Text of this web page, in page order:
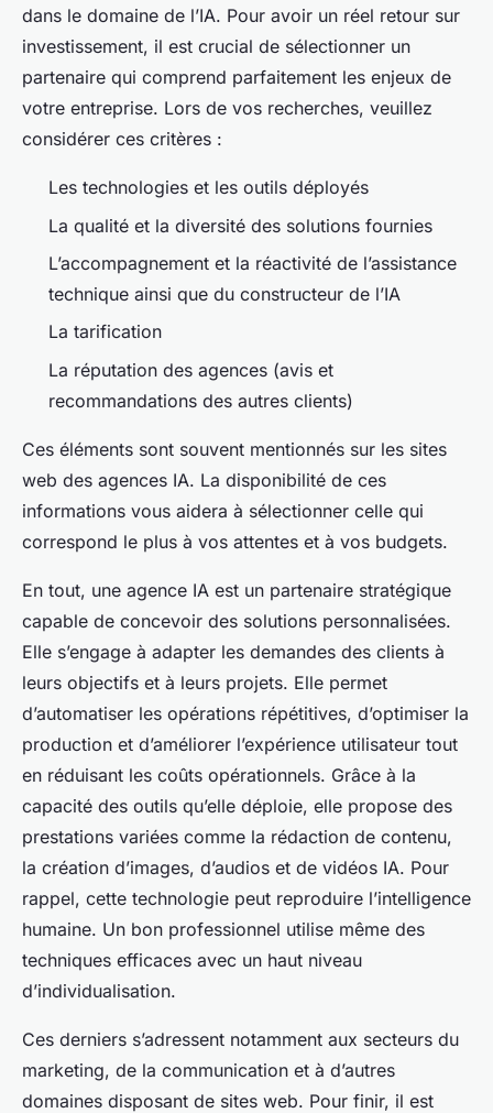
dans le domaine de l’IA. Pour avoir un réel retour sur
investissement, il est crucial de sélectionner un
partenaire qui comprend parfaitement les enjeux de
votre entreprise. Lors de vos recherches, veuillez
considérer ces critères :
Les technologies et les outils déployés
La qualité et la diversité des solutions fournies
L’accompagnement et la réactivité de l’assistance
technique ainsi que du constructeur de l’IA
La tarification
La réputation des agences (avis et
recommandations des autres clients)
Ces éléments sont souvent mentionnés sur les sites
web des agences IA. La disponibilité de ces
informations vous aidera à sélectionner celle qui
correspond le plus à vos attentes et à vos budgets.
En tout, une agence IA est un partenaire stratégique
capable de concevoir des solutions personnalisées.
Elle s’engage à adapter les demandes des clients à
leurs objectifs et à leurs projets. Elle permet
d’automatiser les opérations répétitives, d’optimiser la
production et d’améliorer l’expérience utilisateur tout
en réduisant les coûts opérationnels. Grâce à la
capacité des outils qu’elle déploie, elle propose des
prestations variées comme la rédaction de contenu,
la création d’images, d’audios et de vidéos IA. Pour
rappel, cette technologie peut reproduire l’intelligence
humaine. Un bon professionnel utilise même des
techniques efficaces avec un haut niveau
d’individualisation.
Ces derniers s’adressent notamment aux secteurs du
marketing, de la communication et à d’autres
domaines disposant de sites web. Pour finir, il est